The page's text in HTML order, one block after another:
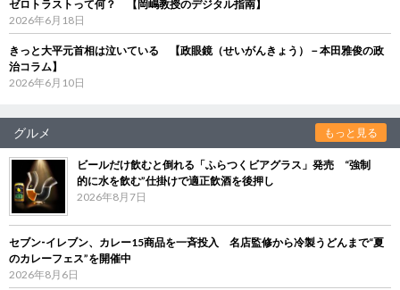
ゼロトラストって何？ 【岡嶋教授のデジタル指南】
2026年6月18日
きっと大平元首相は泣いている 【政眼鏡（せいがんきょう）－本田雅俊の政
治コラム】
2026年6月10日
グルメ もっと見る
ビールだけ飲むと倒れる「ふらつくビアグラス」発売 “強制
的に水を飲む”仕掛けで適正飲酒を後押し
2026年8月7日
セブン‐イレブン、カレー15商品を一斉投入 名店監修から冷製うどんまで“夏
のカレーフェス”を開催中
2026年8月6日